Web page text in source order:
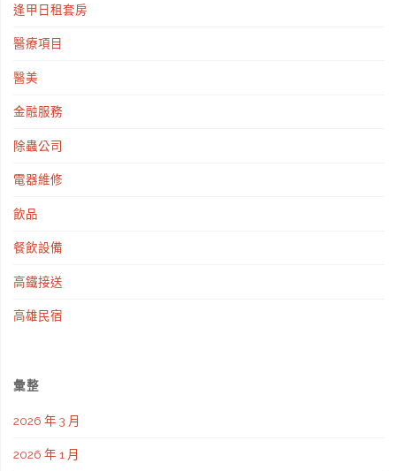
逢甲日租套房
醫療項目
醫美
金融服務
除蟲公司
電器維修
飲品
餐飲設備
高鐵接送
高雄民宿
彙整
2026 年 3 月
2026 年 1 月